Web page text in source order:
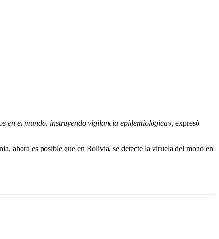
en el mundo, instruyendo vigilancia epidemiológica», expresó
ahora es posible que en Bolivia, se detecte la viruela del mono en